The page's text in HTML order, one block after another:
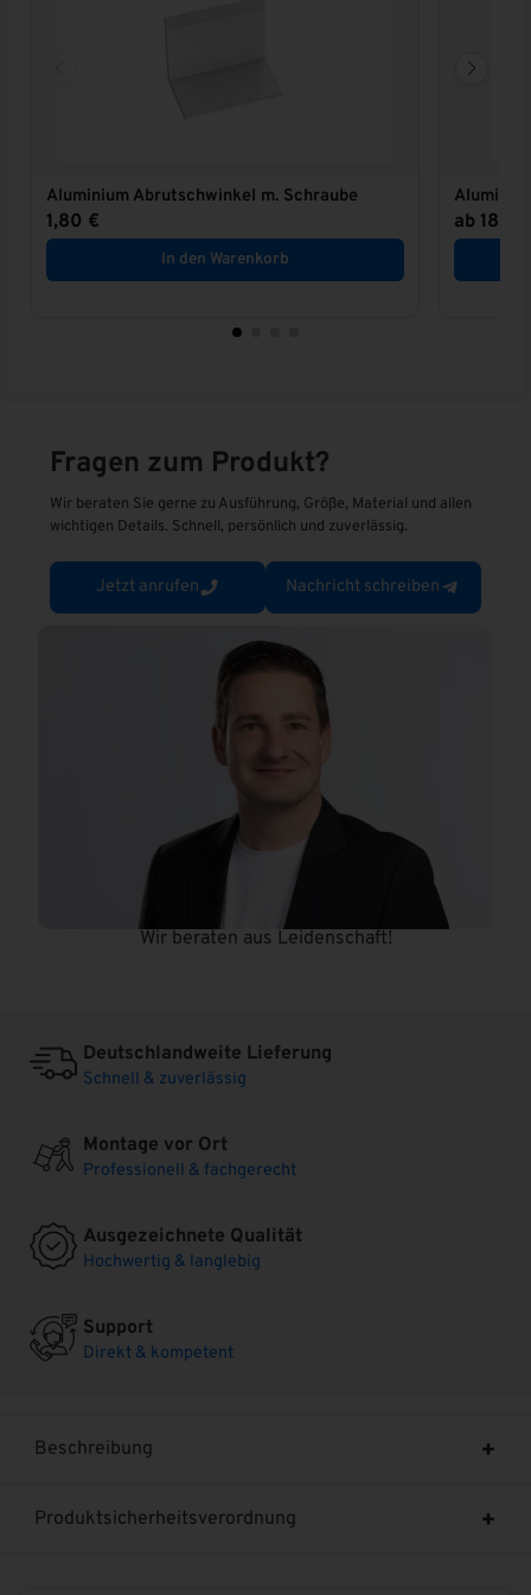
Aluminium Abrutschwinkel m. Schraube
1,80 €
In den Warenkorb
ab
Fragen zum Produkt?
Wir beraten Sie gerne zu Ausführung, Größe, Material und allen
wichtigen Details. Schnell, persönlich und zuverlässig.
Jetzt anrufen Nachricht schreiben
Wir beraten aus Leidenschaft!
Deutschlandweite Lieferung
Schnell & zuverlässig
Montage vor Ort
Professionell & fachgerecht
Ausgezeichnete Qualität
Hochwertig & langlebig
Support
Direkt & kompetent
Beschreibung
Produktsicherheitsverordnung